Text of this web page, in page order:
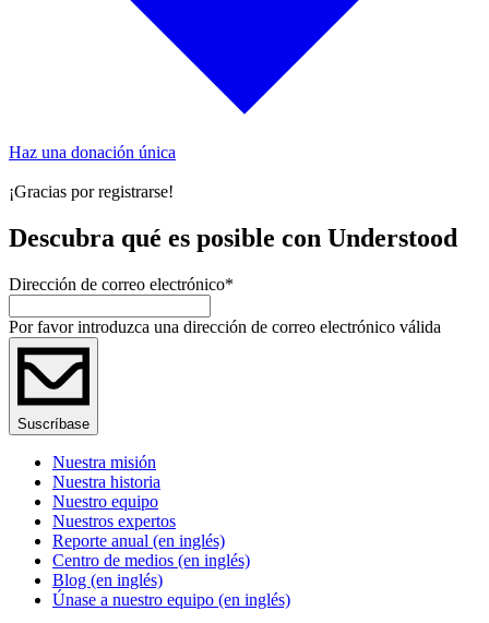
Haz una donación única
¡Gracias por registrarse!
Descubra qué es posible con Understood
Dirección de correo electrónico*
Por favor introduzca una dirección de correo electrónico válida
Suscríbase
Nuestra misión
Nuestra historia
Nuestro equipo
Nuestros expertos
Reporte anual (en inglés)
Centro de medios (en inglés)
Blog (en inglés)
Únase a nuestro equipo (en inglés)